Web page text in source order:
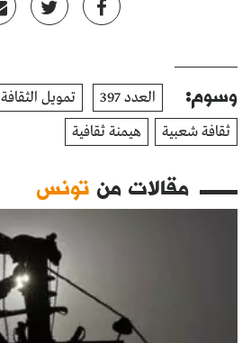
وسوم: العدد 397 تمويل الثقافة
ثقافة شعبية
هيمنة ثقافية
مقالات من تونس